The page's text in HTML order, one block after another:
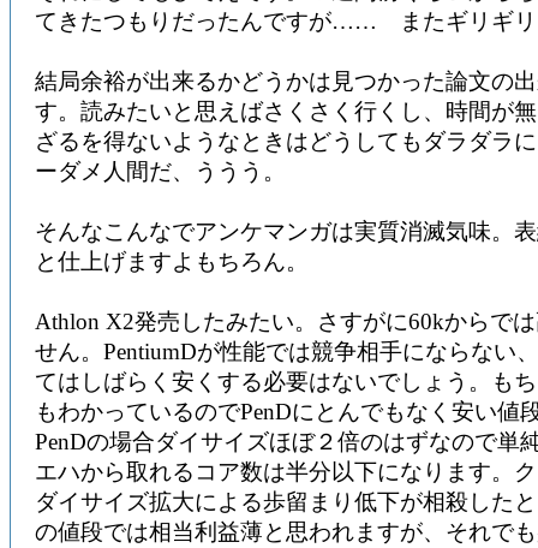
てきたつもりだったんですが…… またギリギ
結局余裕が出来るかどうかは見つかった論文の
す。読みたいと思えばさくさく行くし、時間が
ざるを得ないようなときはどうしてもダラダラ
ーダメ人間だ、ううう。
そんなこんなでアンケマンガは実質消滅気味。
と仕上げますよもちろん。
Athlon X2発売したみたい。さすがに60kからで
せん。PentiumDが性能では競争相手にならない
てはしばらく安くする必要はないでしょう。も
もわかっているのでPenDにとんでもなく安い値
PenDの場合ダイサイズほぼ２倍のはずなので単
エハから取れるコア数は半分以下になります。
ダイサイズ拡大による歩留まり低下が相殺した
の値段では相当利益薄と思われますが、それで